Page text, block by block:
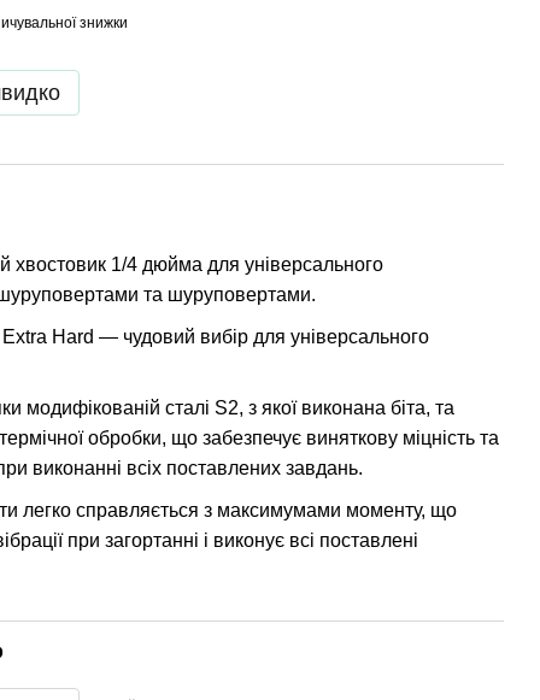
знижки
хвостовик 1/4 дюйма для універсального
та шуруповертами.
Hard — чудовий вибір для універсального
модифікованій сталі S2, з якої виконана біта, та
обробки, що забезпечує виняткову міцність та
виконанні всіх поставлених завдань.
легко справляється з максимумами моменту, що
при загортанні і виконує всі поставлені